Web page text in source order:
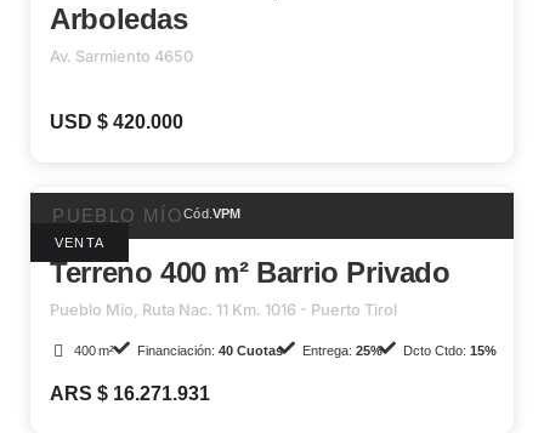
Arboledas
Av. Sarmiento 4650
USD $ 420.000
PUEBLO MÍOCód.VPM
VENTA
Terreno 400 m² Barrio Privado
Pueblo Mío, Ruta Nac. 11 Km. 1016 - Puerto Tirol
400 m² Financiación: 40 Cuotas Entrega: 25% Dcto Ctdo:15%
ARS $ 16.271.931